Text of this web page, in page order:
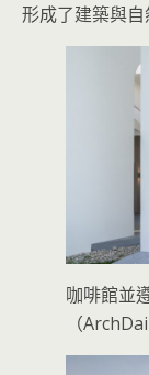
形成了建築與
咖啡館並
（